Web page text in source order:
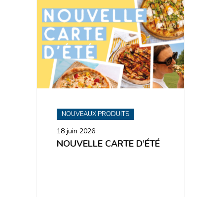
NOUVEAUX PRODUITS
18 juin 2026
NOUVELLE CARTE D’ÉTÉ